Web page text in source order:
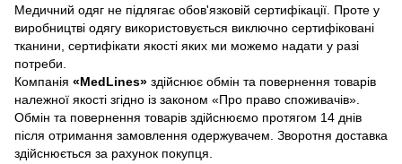
Медичний одяг не підлягає обов'язковій сертифікації. Проте у
виробництві одягу використовується виключно сертифіковані
тканини, сертифікати якості яких ми можемо надати у разі
потреби.
Компанія «MedLines» здійснює обмін та повернення товарів
належної якості згідно із законом «Про право споживачів».
Обмін та повернення товарів здійснюємо протягом 14 днів
після отримання замовлення одержувачем. Зворотня доставка
здійснюється за рахунок покупця.